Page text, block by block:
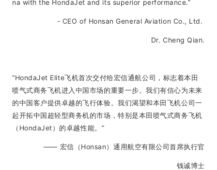
na with the HondaJet and its superior performance.”
- CEO of Honsan General Aviation Co., Ltd.
Dr. Cheng Qian.
“HondaJet Elite飞机首次交付给宏信通航公司，标志着本田
喷气式商务飞机进入中国市场的重要一步。我们有信心为未来
的中国客户提供卓越的飞行体验。我们渴望和本田飞机公司一
起开拓中国超轻型商务机的市场，特别是本田喷气式商务飞机
（HondaJet）的卓越性能。”
—— 宏信（Honsan）通用航空有限公司首席执行官
钱诚博士